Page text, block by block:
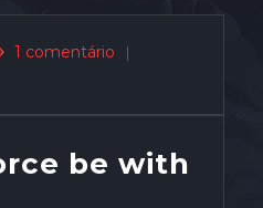
1 comentário
|
be with